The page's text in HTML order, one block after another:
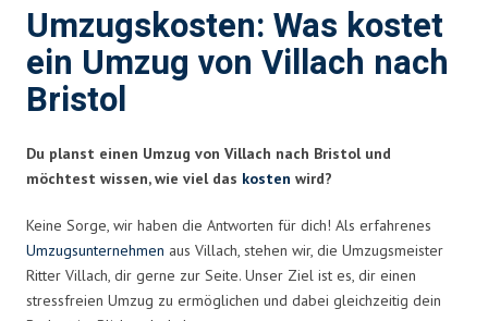
Umzugskosten: Was kostet
ein Umzug von Villach nach
Bristol
Du planst einen Umzug von Villach nach Bristol und
möchtest wissen, wie viel das kosten wird?
Keine Sorge, wir haben die Antworten für dich! Als erfahrenes
Umzugsunternehmen aus Villach, stehen wir, die Umzugsmeister
Ritter Villach, dir gerne zur Seite. Unser Ziel ist es, dir einen
stressfreien Umzug zu ermöglichen und dabei gleichzeitig dein